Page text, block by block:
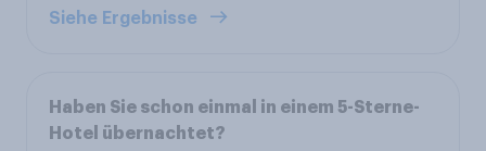
Siehe Ergebnisse
Haben Sie schon einmal in einem 5-Sterne-
Hotel übernachtet?